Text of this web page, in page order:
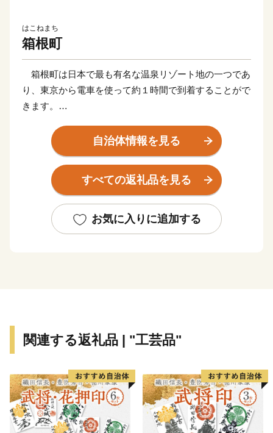
はこねまち
箱根町
箱根町は日本で最も有名な温泉リゾート地の一つであ
り、東京から電車を使って約１時間で到着することがで
きます。
のアクセスも非常に良く、東京、京都、大阪、富士山な
ど日本で人気の観光地を周遊する旅の滞在地として便利
な立地にあります。
そのため、国内外から毎年2000万人を超える観光客が
文化遺産にも登録されている富士山を近くに見ることも
出来ます。
根旧街道や伝統工芸品など、様々な魅力を持つ一大リゾ
箱根町では、「ふるさと納税制度」を活用し、箱根町
のまちづくりを応援していただける皆様からの寄付を募
っています。
箱根町出身の方や箱根町を訪れたことのある方など、
自治体情報を見る
すべての返礼品を見る
お気に入りに追加する
関連する返礼品 | "工芸品"